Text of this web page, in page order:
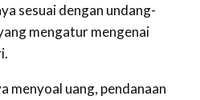
sesuai dengan undang-
mengatur mengenai
menyoal uang, pendanaan